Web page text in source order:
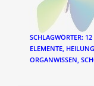
SCHLAGWÖRTER: 12
ELEMENTE, HEILUNG
ORGANWISSEN,